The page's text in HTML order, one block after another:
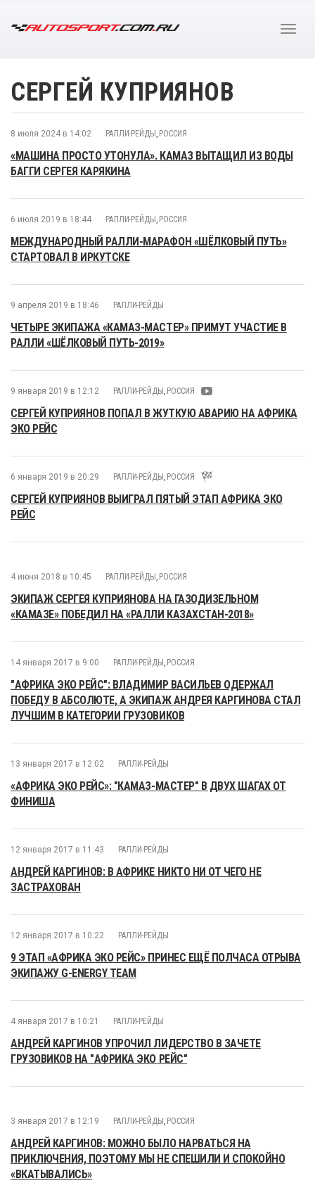
СЕРГЕЙ КУПРИЯНОВ
8 июля 2024 в 14:02 РАЛЛИ-РЕЙДЫ , РОССИЯ
«МАШИНА ПРОСТО УТОНУЛА». КАМАЗ ВЫТАЩИЛ ИЗ ВОДЫ
БАГГИ СЕРГЕЯ КАРЯКИНА
6 июля 2019 в 18:44 РАЛЛИ-РЕЙДЫ , РОССИЯ
МЕЖДУНАРОДНЫЙ РАЛЛИ-МАРАФОН «ШЁЛКОВЫЙ ПУТЬ»
СТАРТОВАЛ В ИРКУТСКЕ
9 апреля 2019 в 18:46 РАЛЛИ-РЕЙДЫ
ЧЕТЫРЕ ЭКИПАЖА «КАМАЗ-МАСТЕР» ПРИМУТ УЧАСТИЕ В
РАЛЛИ «ШЁЛКОВЫЙ ПУТЬ-2019»
9 января 2019 в 12:12 РАЛЛИ-РЕЙДЫ , РОССИЯ
СЕРГЕЙ КУПРИЯНОВ ПОПАЛ В ЖУТКУЮ АВАРИЮ НА АФРИКА
ЭКО РЕЙС
6 января 2019 в 20:29 РАЛЛИ-РЕЙДЫ , РОССИЯ
СЕРГЕЙ КУПРИЯНОВ ВЫИГРАЛ ПЯТЫЙ ЭТАП АФРИКА ЭКО
РЕЙС
4 июня 2018 в 10:45 РАЛЛИ-РЕЙДЫ , РОССИЯ
ЭКИПАЖ СЕРГЕЯ КУПРИЯНОВА НА ГАЗОДИЗЕЛЬНОМ
«КАМАЗЕ» ПОБЕДИЛ НА «РАЛЛИ КАЗАХСТАН-2018»
14 января 2017 в 9:00 РАЛЛИ-РЕЙДЫ , РОССИЯ
"АФРИКА ЭКО РЕЙС": ВЛАДИМИР ВАСИЛЬЕВ ОДЕРЖАЛ
ПОБЕДУ В АБСОЛЮТЕ, А ЭКИПАЖ АНДРЕЯ КАРГИНОВА СТАЛ
ЛУЧШИМ В КАТЕГОРИИ ГРУЗОВИКОВ
13 января 2017 в 12:02 РАЛЛИ-РЕЙДЫ
«АФРИКА ЭКО РЕЙС»: "КАМАЗ-МАСТЕР" В ДВУХ ШАГАХ ОТ
ФИНИША
12 января 2017 в 11:43 РАЛЛИ-РЕЙДЫ
АНДРЕЙ КАРГИНОВ: В АФРИКЕ НИКТО НИ ОТ ЧЕГО НЕ
ЗАСТРАХОВАН
12 января 2017 в 10:22 РАЛЛИ-РЕЙДЫ
9 ЭТАП «АФРИКА ЭКО РЕЙС» ПРИНЕС ЕЩЁ ПОЛЧАСА ОТРЫВА
ЭКИПАЖУ G-ENERGY TEAM
4 января 2017 в 10:21 РАЛЛИ-РЕЙДЫ
АНДРЕЙ КАРГИНОВ УПРОЧИЛ ЛИДЕРСТВО В ЗАЧЕТЕ
ГРУЗОВИКОВ НА "АФРИКА ЭКО РЕЙС"
3 января 2017 в 12:19 РАЛЛИ-РЕЙДЫ , РОССИЯ
АНДРЕЙ КАРГИНОВ: МОЖНО БЫЛО НАРВАТЬСЯ НА
ПРИКЛЮЧЕНИЯ, ПОЭТОМУ МЫ НЕ СПЕШИЛИ И СПОКОЙНО
«ВКАТЫВАЛИСЬ»